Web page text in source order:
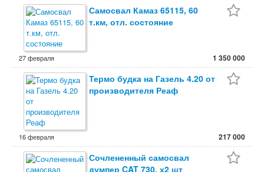
Самосвал Камаз 65115, 60
т.км, отл. состояние
27 февраля 1 350 000
Термо будка на Газель 4.20 от
производителя Реаф
16 февраля 217 000
Сочлененный самосвал
думпер CAT 730, х2 шт